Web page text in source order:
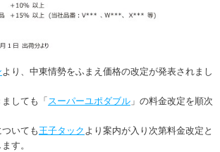
より、中東情勢をふまえ価格の改定が発表されまし
しても「スーパーユポダブル」の料金改定を順次
ついても王子タック より案内が入り次第料金改定と
す。